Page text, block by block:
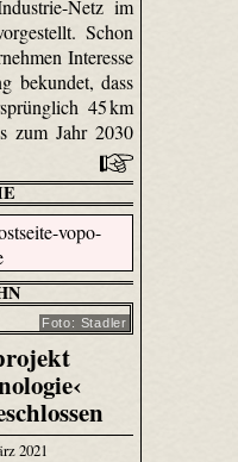
Netz im
Schon
Interesse
bekundet, dass
45 km
zum Jahr 2030
Foto: Stadler
2021